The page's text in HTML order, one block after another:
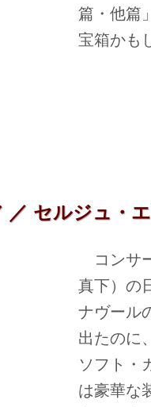
篇・他篇
宝箱かも
セルジュ・
コンサ
真下）の
ナヴール
出たのに
ソフト・
は豪華な